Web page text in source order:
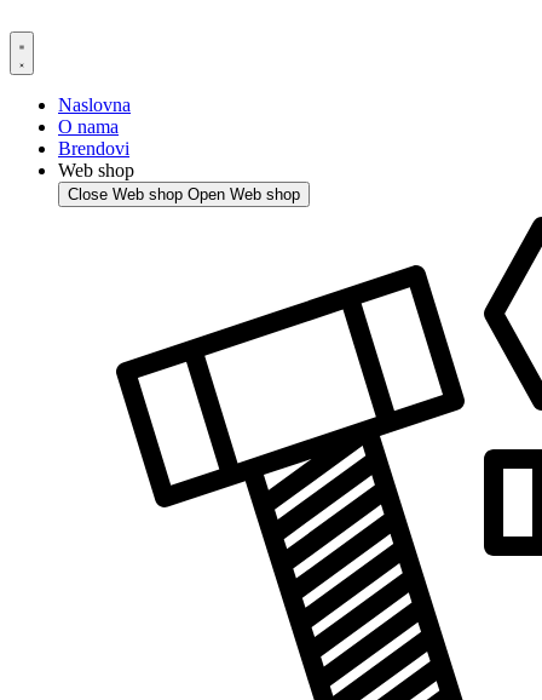
to
content
Naslovna
O nama
Brendovi
Web shop
Close Web shop Open Web shop